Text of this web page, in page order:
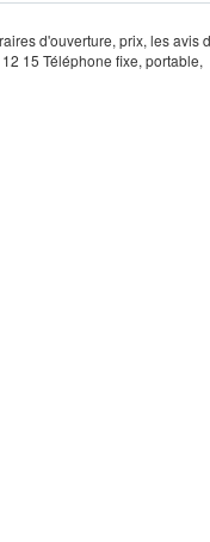
d'ouverture, prix, les avis
15 Téléphone fixe, portable,